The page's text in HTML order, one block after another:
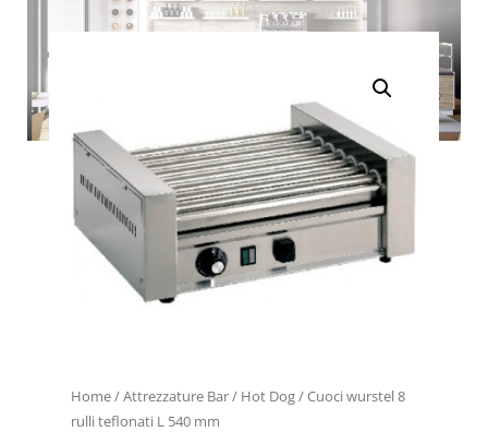
Home/Attrezzature Bar/ Hot Dog/ Cuoci wurstel 8
rulli teflonati L 540 mm